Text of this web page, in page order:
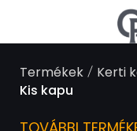
Termékek/ Kerti
Kis kapu